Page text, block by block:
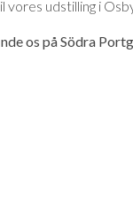
udstilling i
os på Södra